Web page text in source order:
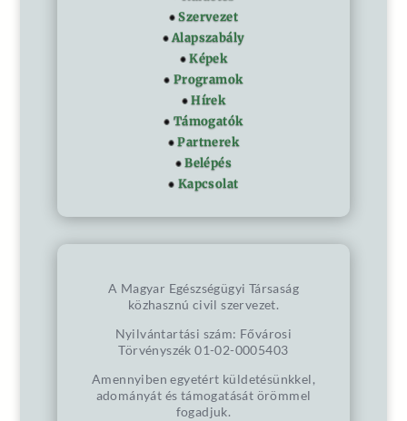
Szervezet
Alapszabály
Képek
Programok
Hírek
Támogatók
Partnerek
Belépés
Kapcsolat
A Magyar Egészségügyi Társaság
közhasznú civil szervezet.
Nyilvántartási szám: Fővárosi
Törvényszék 01-02-0005403
Amennyiben egyetért küldetésünkkel,
adományát és támogatását örömmel
fogadjuk.